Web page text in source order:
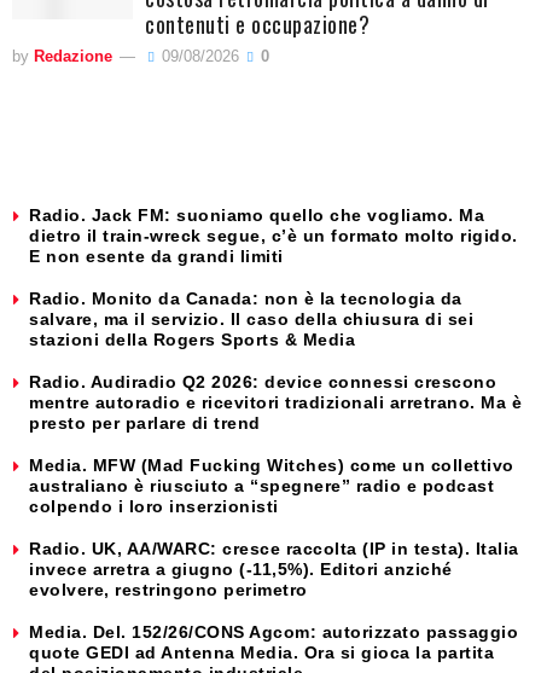
contenuti e occupazione?
by Redazione 09/08/2026 0
Radio. Jack FM: suoniamo quello che vogliamo. Ma
dietro il train-wreck segue, c’è un formato molto rigido.
E non esente da grandi limiti
Radio. Monito da Canada: non è la tecnologia da
salvare, ma il servizio. Il caso della chiusura di sei
stazioni della Rogers Sports & Media
Radio. Audiradio Q2 2026: device connessi crescono
mentre autoradio e ricevitori tradizionali arretrano. Ma è
presto per parlare di trend
Media. MFW (Mad Fucking Witches) come un collettivo
australiano è riusciuto a “spegnere” radio e podcast
colpendo i loro inserzionisti
Radio. UK, AA/WARC: cresce raccolta (IP in testa). Italia
invece arretra a giugno (-11,5%). Editori anziché
evolvere, restringono perimetro
Media. Del. 152/26/CONS Agcom: autorizzato passaggio
quote GEDI ad Antenna Media. Ora si gioca la partita